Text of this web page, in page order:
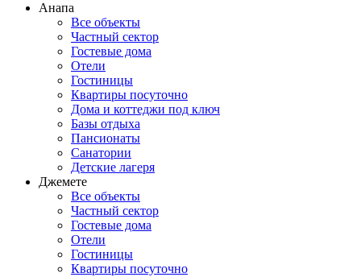
Анапа
Все объекты
Частный сектор
Гостевые дома
Отели
Гостиницы
Квартиры посуточно
Дома и коттеджи под ключ
Базы отдыха
Пансионаты
Санатории
Детские лагеря
Джемете
Все объекты
Частный сектор
Гостевые дома
Отели
Гостиницы
Квартиры посуточно